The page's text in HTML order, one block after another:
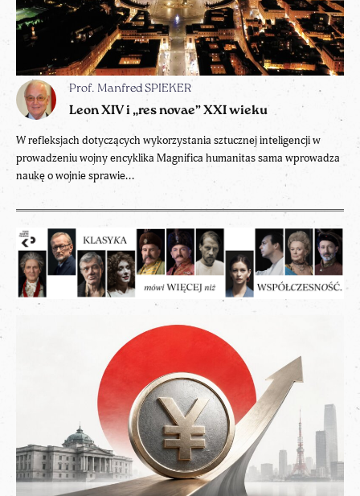
Prof. Manfred SPIEKER
Leon XIV i „res novae” XXI wieku
W refleksjach dotyczących wykorzystania sztucznej inteligencji w
prowadzeniu wojny encyklika Magnifica humanitas sama wprowadza
naukę o wojnie sprawie...